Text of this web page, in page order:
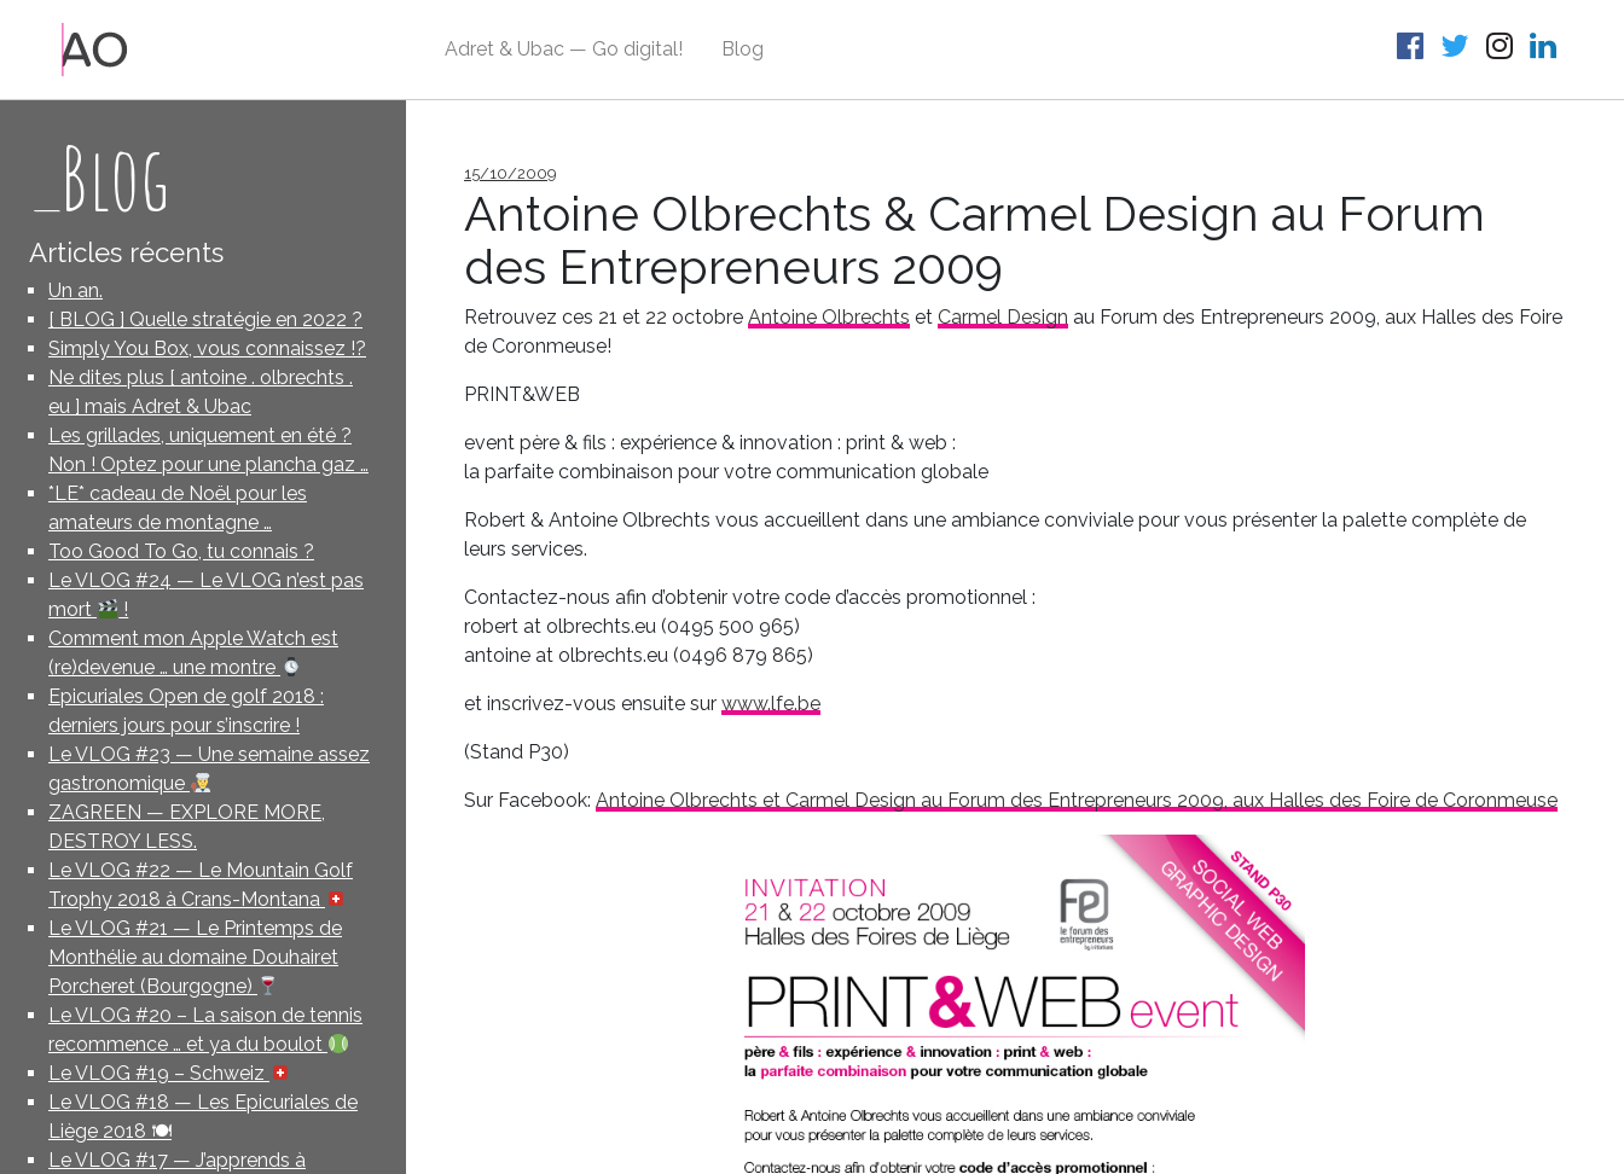
Adret & Ubac — Go digital! Blog
_Blog
Articles récents
Un an.
[ BLOG ] Quelle stratégie en 2022 ?
Simply You Box, vous connaissez !?
Ne dites plus [ antoine . olbrechts .
eu ] mais Adret & Ubac
Les grillades, uniquement en été ?
Non ! Optez pour une plancha gaz …
*LE* cadeau de Noël pour les
amateurs de montagne …
Too Good To Go, tu connais ?
Le VLOG #24 — Le VLOG n’est pas
mort
!
Comment mon Apple Watch est
(re)devenue … une montre
Epicuriales Open de golf 2018 :
derniers jours pour s’inscrire !
Le VLOG #23 — Une semaine assez
gastronomique
ZAGREEN — EXPLORE MORE,
DESTROY LESS.
Le VLOG #22 — Le Mountain Golf
Trophy 2018 à Crans-Montana
Le VLOG #21 — Le Printemps de
Monthélie au domaine Douhairet
Porcheret (Bourgogne)
Le VLOG #20 – La saison de tennis
recommence … et ya du boulot
Le VLOG #19 – Schweiz
Le VLOG #18 — Les Epicuriales de
Liège 2018 🍽
Le VLOG #17 — J’apprends à
Publié
15/10/2009
Antoine Olbrechts & Carmel Design au Forum
des Entrepreneurs 2009
Retrouvez ces 21 et 22 octobre Antoine Olbrechts et Carmel Design au Forum des Entrepreneurs 2009, aux Halles des Foire
de Coronmeuse!
PRINT&WEB
event père & fils : expérience & innovation : print & web :
la parfaite combinaison pour votre communication globale
Robert & Antoine Olbrechts vous accueillent dans une ambiance conviviale pour vous présenter la palette complète de
leurs services.
Contactez-nous afin d’obtenir votre code d’accès promotionnel :
robert at olbrechts.eu (0495 500 965)
antoine at olbrechts.eu (0496 879 865)
et inscrivez-vous ensuite sur www.lfe.be
(Stand P30)
Sur Facebook: Antoine Olbrechts et Carmel Design au Forum des Entrepreneurs 2009, aux Halles des Foire de Coronmeuse